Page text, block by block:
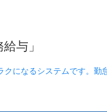
与」
になるシステムです。